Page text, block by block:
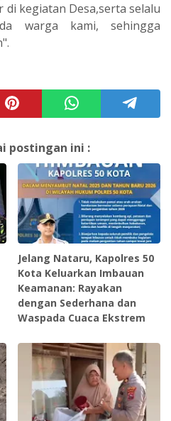
di kegiatan Desa,serta selalu
warga kami, sehingga
postingan ini :
Jelang Nataru, Kapolres 50
Kota Keluarkan Imbauan
Keamanan: Rayakan
dengan Sederhana dan
Waspada Cuaca Ekstrem ‎